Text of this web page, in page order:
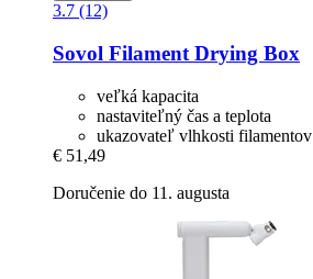
3.7 (12)
Sovol Filament Drying Box
veľká kapacita
nastaviteľný čas a teplota
ukazovateľ vlhkosti filamentov
€ 51,49
Doručenie do 11. augusta